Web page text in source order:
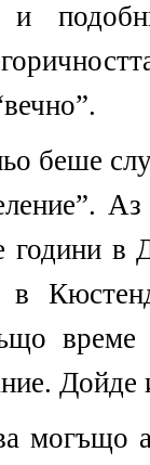
беше
в
време
Дойде
могъщо